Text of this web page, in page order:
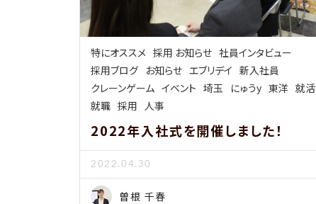
特にオススメ 採用 お知らせ 社員インタビュー
採用ブログ お知らせ エブリデイ 新入社員
クレーンゲーム イベント 埼玉 にゅうy 東洋 就活
就職 採用 人事
2022年入社式を開催しました！
2022.04.30
曽根 千春